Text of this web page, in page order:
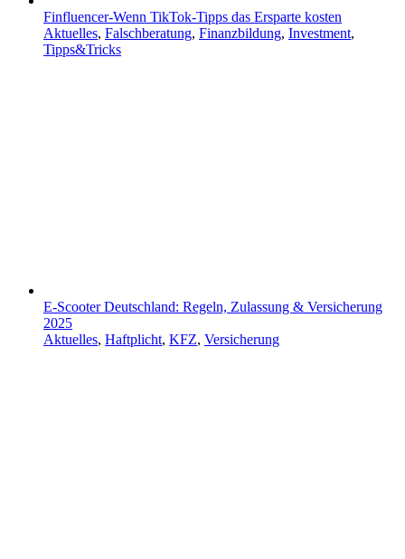
Finfluencer-Wenn TikTok-Tipps das Ersparte kosten
Aktuelles, Falschberatung, Finanzbildung, Investment,
Tipps&Tricks
E-Scooter Deutschland: Regeln, Zulassung & Versicherung
2025
Aktuelles, Haftplicht, KFZ, Versicherung